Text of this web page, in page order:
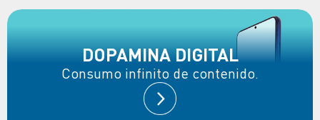
DOPAMINA DIGITAL
Consumo infinito de contenido.